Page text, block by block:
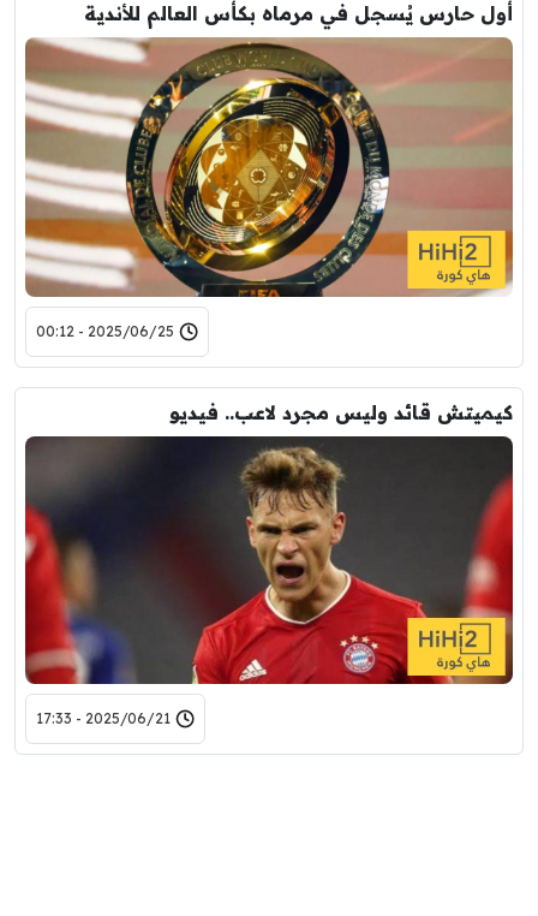
أول حارس يُسجل في مرماه بكأس العالم للأندية
2025/06/25 - 00:12
كيميتش قائد وليس مجرد لاعب.. فيديو
2025/06/21 - 17:33